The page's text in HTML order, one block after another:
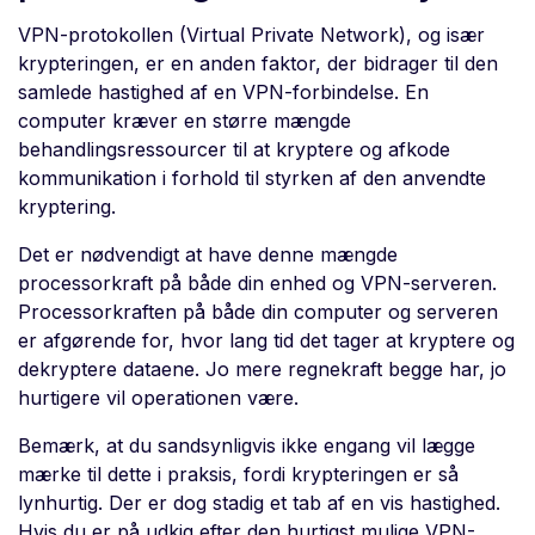
VPN-protokollen (Virtual Private Network), og især
krypteringen, er en anden faktor, der bidrager til den
samlede hastighed af en VPN-forbindelse. En
computer kræver en større mængde
behandlingsressourcer til at kryptere og afkode
kommunikation i forhold til styrken af den anvendte
kryptering.
Det er nødvendigt at have denne mængde
processorkraft på både din enhed og VPN-serveren.
Processorkraften på både din computer og serveren
er afgørende for, hvor lang tid det tager at kryptere og
dekryptere dataene. Jo mere regnekraft begge har, jo
hurtigere vil operationen være.
Bemærk, at du sandsynligvis ikke engang vil lægge
mærke til dette i praksis, fordi krypteringen er så
lynhurtig. Der er dog stadig et tab af en vis hastighed.